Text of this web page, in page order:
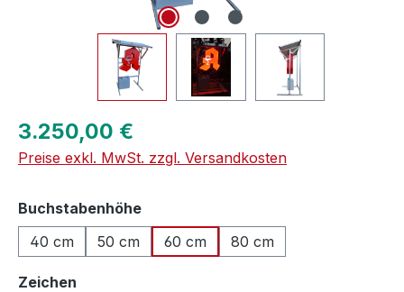
Regulärer Preis:
3.250,00 €
Preise exkl. MwSt. zzgl. Versandkosten
Buchstabenhöheauswählen
40 cm
50 cm 60 cm 80 cm
Zeichen